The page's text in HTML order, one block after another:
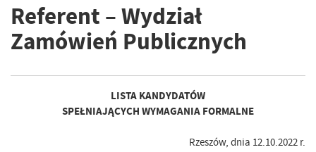
Referent – Wydział
Zamówień Publicznych
LISTA KANDYDATÓW
SPEŁNIAJĄCYCH WYMAGANIA FORMALNE
Rzeszów, dnia 12.10.2022 r.